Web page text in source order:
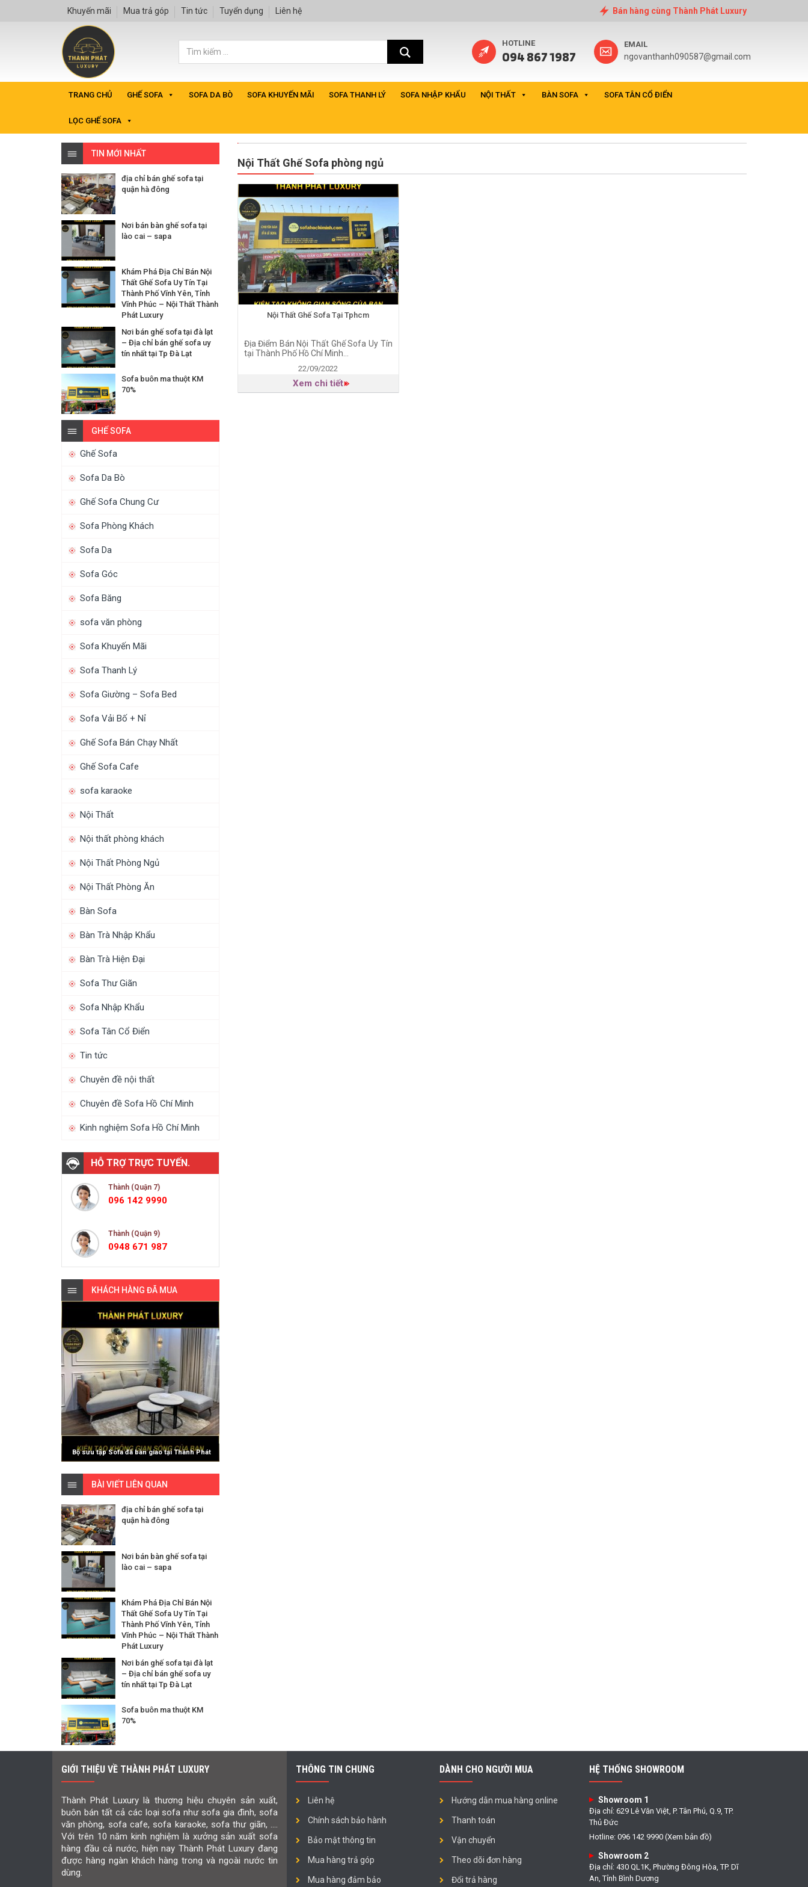
Khuyến mãi Mua trả góp Tin tức Tuyển dụng Liên hệ Bán hàng cùng Thành Phát Luxury
HOTLINE
094 867 1987
EMAIL
ngovanthanh090587@gmail.com
TRANG CHỦ GHẾ SOFA SOFA DA BÒ SOFA KHUYẾN MÃI SOFA THANH LÝ SOFA NHẬP KHẨU NỘI THẤT BÀN SOFA SOFA TÂN CỔ ĐIỂN
LỌC GHẾ SOFA
TIN MỚI NHẤT
địa chỉ bán ghế sofa tại
quận hà đông
Nơi bán bàn ghế sofa tại
lào cai – sapa
Khám Phá Địa Chỉ Bán Nội
Thất Ghế Sofa Uy Tín Tại
Thành Phố Vĩnh Yên, Tỉnh
Vĩnh Phúc – Nội Thất Thành
Phát Luxury
Nơi bán ghế sofa tại đà lạt
– Địa chỉ bán ghế sofa uy
tín nhất tại Tp Đà Lạt
Sofa buôn ma thuột KM
70%
GHẾ SOFA
Ghế Sofa
Sofa Da Bò
Ghế Sofa Chung Cư
Sofa Phòng Khách
Sofa Da
Sofa Góc
Sofa Băng
sofa văn phòng
Sofa Khuyến Mãi
Sofa Thanh Lý
Sofa Giường – Sofa Bed
Sofa Vải Bố + Nỉ
Ghế Sofa Bán Chạy Nhất
Ghế Sofa Cafe
sofa karaoke
Nội Thất
Nội thất phòng khách
Nội Thất Phòng Ngủ
Nội Thất Phòng Ăn
Bàn Sofa
Bàn Trà Nhập Khẩu
Bàn Trà Hiện Đại
Sofa Thư Giãn
Sofa Nhập Khẩu
Sofa Tân Cổ Điển
Tin tức
Chuyên đề nội thất
Chuyên đề Sofa Hồ Chí Minh
Kinh nghiệm Sofa Hồ Chí Minh
HỖ TRỢ TRỰC TUYẾN.
Thành (Quận 7)
096 142 9990
Thành (Quận 9)
0948 671 987
KHÁCH HÀNG ĐÃ MUA
Bộ sưu tập Sofa đã bàn giao tại Thành Phát
BÀI VIẾT LIÊN QUAN
địa chỉ bán ghế sofa tại
quận hà đông
Nơi bán bàn ghế sofa tại
lào cai – sapa
Khám Phá Địa Chỉ Bán Nội
Thất Ghế Sofa Uy Tín Tại
Thành Phố Vĩnh Yên, Tỉnh
Vĩnh Phúc – Nội Thất Thành
Phát Luxury
Nơi bán ghế sofa tại đà lạt
– Địa chỉ bán ghế sofa uy
tín nhất tại Tp Đà Lạt
Sofa buôn ma thuột KM
70%
Nội Thất Ghế Sofa phòng ngủ
Nội Thất Ghế Sofa Tại Tphcm
Địa Điểm Bán Nội Thất Ghế Sofa Uy Tín
tại Thành Phố Hồ Chí Minh...
22/09/2022
Xem chi tiết
GIỚI THIỆU VỀ THÀNH PHÁT LUXURY
Thành Phát Luxury là thương hiệu chuyên sản xuất,
buôn bán tất cả các loại sofa như sofa gia đình, sofa
văn phòng, sofa cafe, sofa karaoke, sofa thư giãn, ….
Với trên 10 năm kinh nghiệm là xưởng sản xuất sofa
hàng đầu cả nước, hiện nay Thành Phát Luxury đang
được hàng ngàn khách hàng trong và ngoài nước tin
dùng.
THÔNG TIN CHUNG
Liên hệ
Chính sách bảo hành
Bảo mật thông tin
Mua hàng trả góp
Mua hàng đảm bảo
DÀNH CHO NGƯỜI MUA
Hướng dẫn mua hàng online
Thanh toán
Vận chuyển
Theo dõi đơn hàng
Đổi trả hàng
HỆ THỐNG SHOWROOM
Showroom 1
Địa chỉ: 629 Lê Văn Việt, P. Tân Phú, Q.9, TP.
Thủ Đức
Hotline: 096 142 9990 (Xem bản đồ)
Showroom 2
Địa chỉ: 430 QL1K, Phường Đông Hòa, TP. Dĩ
An, Tỉnh Bình Dương